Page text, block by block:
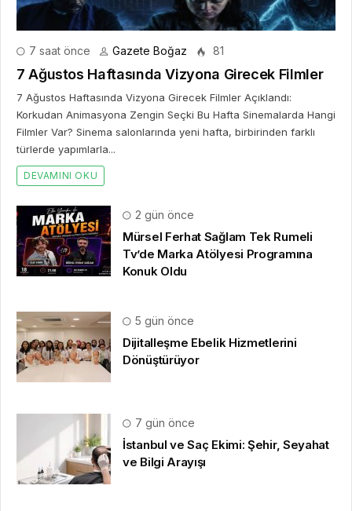
7 saat önce Gazete Boğaz 81
7 Ağustos Haftasında Vizyona Girecek Filmler
7 Ağustos Haftasında Vizyona Girecek Filmler Açıklandı:
Korkudan Animasyona Zengin Seçki Bu Hafta Sinemalarda Hangi
Filmler Var? Sinema salonlarında yeni hafta, birbirinden farklı
türlerde yapımlarla...
DEVAMINI OKU
2 gün önce
Mürsel Ferhat Sağlam Tek Rumeli
Tv’de Marka Atölyesi Programına
Konuk Oldu
5 gün önce
Dijitalleşme Ebelik Hizmetlerini
Dönüştürüyor
7 gün önce
İstanbul ve Saç Ekimi: Şehir, Seyahat
ve Bilgi Arayışı